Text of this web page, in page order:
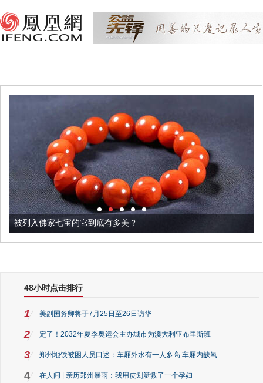
被列入佛家七宝的它到底有多美？
48小时点击排行
1 美副国务卿将于7月25日至26日访华
2 定了！2032年夏季奥运会主办城市为澳大利亚布里斯班
3 郑州地铁被困人员口述：车厢外水有一人多高 车厢内缺氧
4 在人间 | 亲历郑州暴雨：我用皮划艇救了一个孕妇